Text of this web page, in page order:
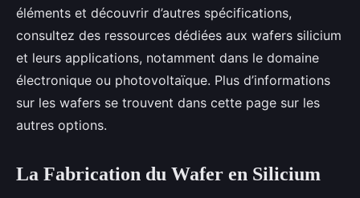
éléments et découvrir d’autres spécifications,
consultez des ressources dédiées aux wafers silicium
et leurs applications, notamment dans le domaine
électronique ou photovoltaïque. Plus d’informations
sur les wafers se trouvent dans cette page sur les
autres options.
La Fabrication du Wafer en Silicium